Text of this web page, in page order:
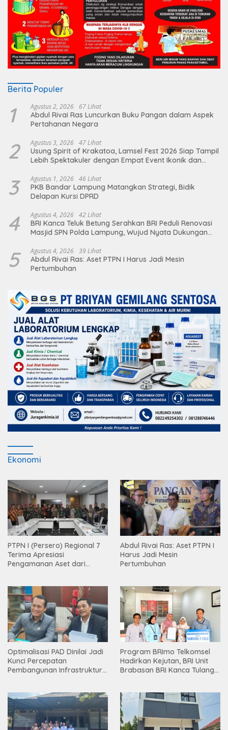
Berita Populer
1 Agustus 2, 2026 67 Lihat
Abdul Rivai Ras Luncurkan Buku Pangan dalam Aspek
Pertahanan Negara
2 Agustus 3, 2026 47 Lihat
Usung Spirit of Krakatoa, Lamsel Fest 2026 Siap Tampil
Lebih Spektakuler dengan Empat Event Ikonik dan
3 Agustus 1, 2026 46 Lihat
PKB Bandar Lampung Matangkan Strategi, Bidik
Delapan Kursi DPRD
4 Agustus 4, 2026 42 Lihat
BRI Kanca Teluk Betung Serahkan BRI Peduli Renovasi
Masjid SPN Polda Lampung, Wujud Nyata Dukungan
5 Agustus 4, 2026 39 Lihat
Abdul Rivai Ras: Aset PTPN I Harus Jadi Mesin
Pertumbuhan
Ekonomi
PTPN I (Persero) Regional 7
Terima Apresiasi
Pengamanan Aset dari
Abdul Rivai Ras: Aset PTPN I
Harus Jadi Mesin
Pertumbuhan
Optimalisasi PAD Dinilai Jadi
Kunci Percepatan
Pembangunan Infrastruktur
Program BRImo Telkomsel
Hadirkan Kejutan, BRI Unit
Brabasan BRI Kanca Tulang
Mesuji